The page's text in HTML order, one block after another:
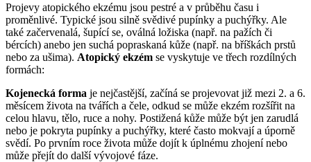
Projevy atopického ekzému jsou pestré a v průběhu času i
proměnlivé. Typické jsou silně svědivé pupínky a puchýřky. Ale
také začervenalá, šupící se, oválná ložiska (např. na pažích či
bércích) anebo jen suchá popraskaná kůže (např. na bříškách prstů
nebo za ušima). Atopický ekzém se vyskytuje ve třech rozdílných
formách:
Kojenecká forma je nejčastější, začíná se projevovat již mezi 2. a 6.
měsícem života na tvářích a čele, odkud se může ekzém rozšířit na
celou hlavu, tělo, ruce a nohy. Postižená kůže může být jen zarudlá
nebo je pokryta pupínky a puchýřky, které často mokvají a úporně
svědí. Po prvním roce života může dojít k úplnému zhojení nebo
může přejít do další vývojové fáze.